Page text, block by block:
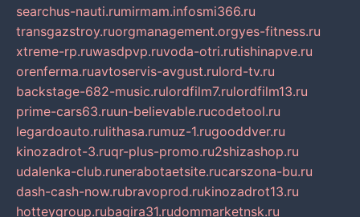
searchus-nauti.rumirmam.infosmi366.ru
transgazstroy.ruorgmanagement.orgyes-fitness.ru
xtreme-rp.ruwasdpvp.ruvoda-otri.rutishinapve.ru
orenferma.ruavtoservis-avgust.rulord-tv.ru
backstage-682-music.rulordfilm7.rulordfilm13.ru
prime-cars63.ruun-believable.rucodetool.ru
legardoauto.rulithasa.rumuz-1.rugooddver.ru
kinozadrot-3.ruqr-plus-promo.ru2shizashop.ru
udalenka-club.runerabotaetsite.rucarszona-bu.ru
dash-cash-now.rubravoprod.rukinozadrot13.ru
hotteygroup.rubagira31.rudommarketnsk.ru